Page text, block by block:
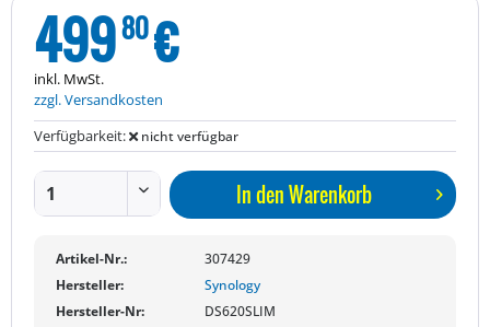
49980€
inkl. MwSt.
zzgl. Versandkosten
Verfügbarkeit:
nicht verfügbar
In denWarenkorb
Artikel-Nr.:
307429
Hersteller:
Synology
Hersteller-Nr:
DS620SLIM